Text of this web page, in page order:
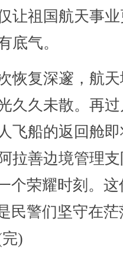
让祖国航天事
底气。
复深邃，航天
久久未散。再
飞船的返回舱
拉善边境管理
个荣耀时刻。这
民警们坚守在茫
)